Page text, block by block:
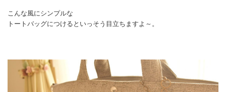
こんな風にシンプルな
トートバッグにつけるといっそう目立ちますよ～。